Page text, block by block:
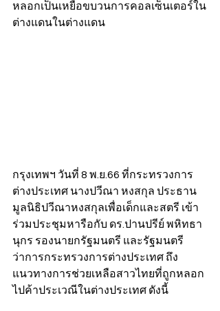
หลอกเป็นเหยื่อขบวนการคอลเซ็นเตอร์ใน
ต่างแดนในต่างแดน
กรุงเทพฯ วันที่ 8 พ.ย.66 ที่กระทรวงการ
ต่างประเทศ นางปวีณา หงสกุล ประธาน
มูลนิธิปวีณาหงสกุลเพื่อเด็กและสตรี เข้า
ร่วมประชุมหารือกับ ดร.ปานปรีย์ พหิทธา
นุกร รองนายกรัฐมนตรี และรัฐมนตรี
ว่าการกระทรวงการต่างประเทศ ถึง
แนวทางการช่วยเหลือสาวไทยที่ถูกหลอก
ไปค้าประเวณีในต่างประเทศ ดังนี้